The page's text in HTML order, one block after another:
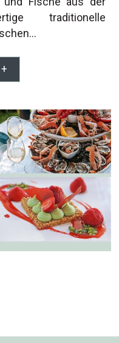
traditionelle